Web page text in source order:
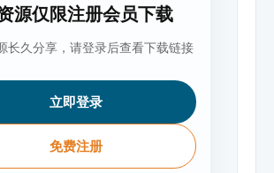
源仅限注册会员下载
长久分享，请登录后查看下载链接
立即登录
免费注册